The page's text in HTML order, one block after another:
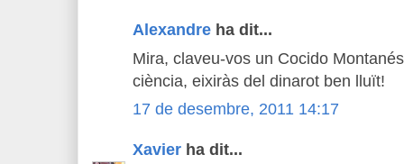
Alexandre ha dit...
Mira, claveu-vos un Cocido
ciència, eixiràs del dinarot ben lluït!
17 de desembre, 2011 14:17
Xavier ha dit...